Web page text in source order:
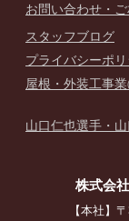
お問い合わせ・
スタッフブログ
プライバシーポ
屋根・外装工事
山口仁也選手・
株式会
【本社】